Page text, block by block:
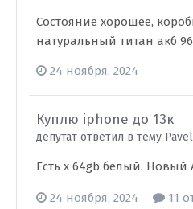
Состояние хорошее,
натуральный титан акб
24 ноября, 2024
Куплю iphone до 13к
депутат ответил в тему
Есть x 64gb белый. Новый
24 ноября, 2024 11